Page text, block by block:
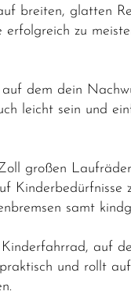
breiten, glatten
zu
dem dein
leicht sein und
großen
samt
auf
und rollt